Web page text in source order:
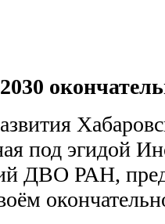
под эгидой
ДВО РАН,